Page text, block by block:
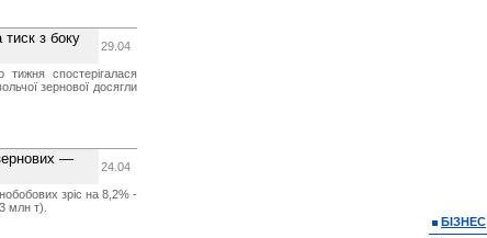
з боку
29.04
спостерігалася
зернової досягли
—
24.04
зріс на 8,2% -
млн т).
БІЗНЕС